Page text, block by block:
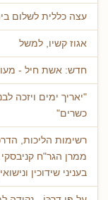
עצה כללית לשלום
אגוז קשיו, למשל
חדש: אשת חיל -
"יאריך ימים ויזכה
כשרים"
רשימות הליכות,
ממרן הגר"ח
בעניני שידוכין